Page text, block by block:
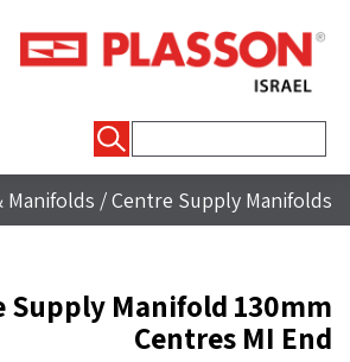
Manifolds /Centre Supply Manifolds
Supply Manifold 130mm
Centres MI End